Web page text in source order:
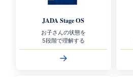
JADA Stage OS
お子さんの状態を
5段階で理解する
→